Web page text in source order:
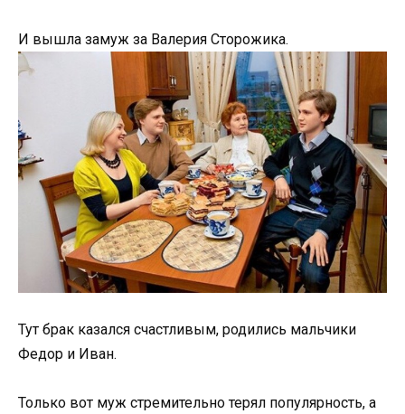
И вышла замуж за Валерия Сторожика.
Тут брак казался счастливым, родились мальчики
Федор и Иван.
Только вот муж стремительно терял популярность, а